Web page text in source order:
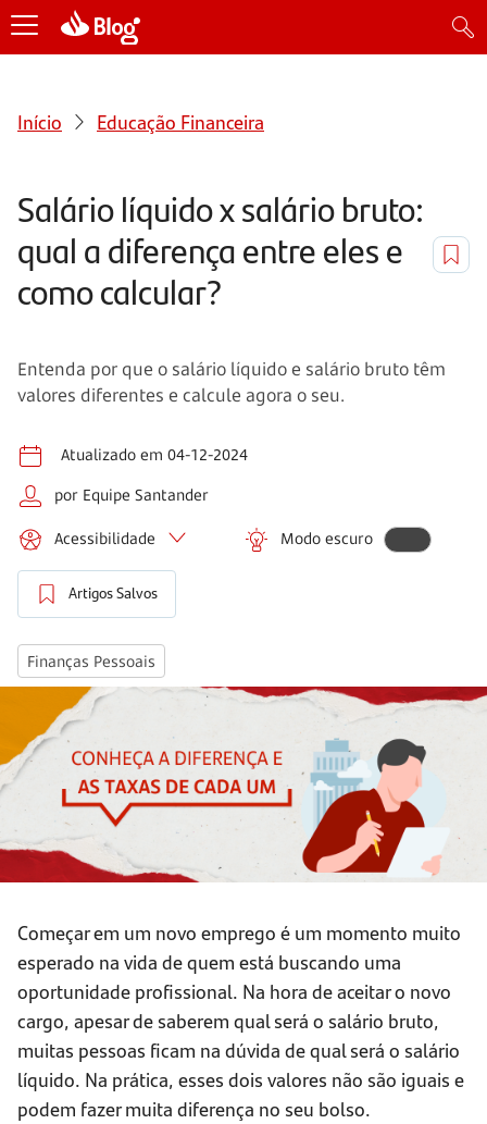
Início Educação Financeira
Salário líquido x salário bruto:
qual a diferença entre eles e
como calcular?
Entenda por que o salário líquido e salário bruto têm
valores diferentes e calcule agora o seu.
Atualizado em 04-12-2024
por Equipe Santander
Acessibilidade Modo escuro
Artigos Salvos
Finanças Pessoais
Começar em um novo emprego é um momento muito
esperado na vida de quem está buscando uma
oportunidade profissional. Na hora de aceitar o novo
cargo, apesar de saberem qual será o salário bruto,
muitas pessoas ficam na dúvida de qual será o salário
líquido. Na prática, esses dois valores não são iguais e
podem fazer muita diferença no seu bolso.